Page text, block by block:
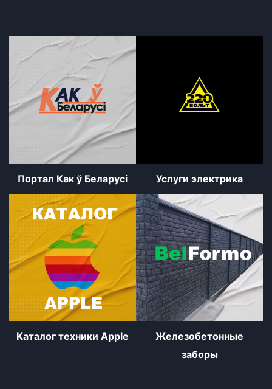
Портал Как ў Беларуcі Услуги электрика
Каталог техники Apple
Железобетонные
заборы